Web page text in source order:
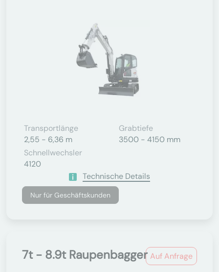
Transportlänge
2,55 - 6,36 m
Grabtiefe
3500 - 4150 mm
Schnellwechsler
4120
Technische Details
Nur für Geschäftskunden
Auf Anfrage
7t - 8.9t Raupenbagger